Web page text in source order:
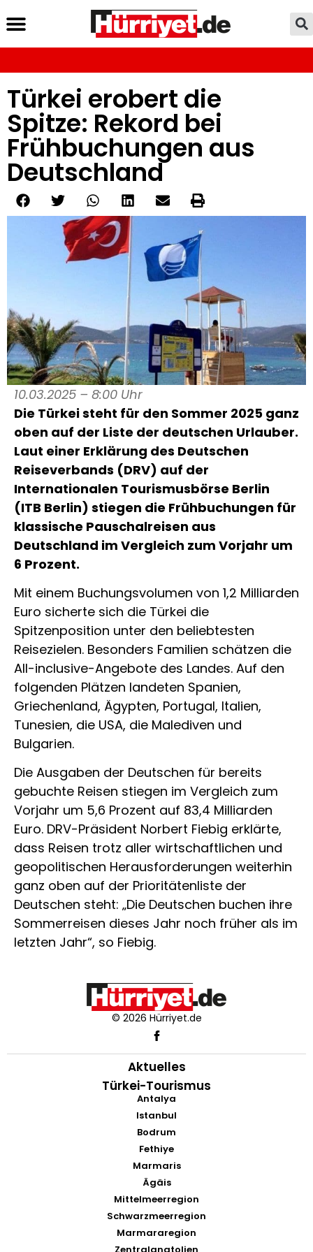
Türkei erobert die
Spitze: Rekord bei
Frühbuchungen aus
Deutschland
10.03.2025 – 8:00 Uhr
Die Türkei steht für den Sommer 2025 ganz
oben auf der Liste der deutschen Urlauber.
Laut einer Erklärung des Deutschen
Reiseverbands (DRV) auf der
Internationalen Tourismusbörse Berlin
(ITB Berlin) stiegen die Frühbuchungen für
klassische Pauschalreisen aus
Deutschland im Vergleich zum Vorjahr um
6 Prozent.
Mit einem Buchungsvolumen von 1,2 Milliarden
Euro sicherte sich die Türkei die
Spitzenposition unter den beliebtesten
Reisezielen. Besonders Familien schätzen die
All-inclusive-Angebote des Landes. Auf den
folgenden Plätzen landeten Spanien,
Griechenland, Ägypten, Portugal, Italien,
Tunesien, die USA, die Malediven und
Bulgarien.
Die Ausgaben der Deutschen für bereits
gebuchte Reisen stiegen im Vergleich zum
Vorjahr um 5,6 Prozent auf 83,4 Milliarden
Euro. DRV-Präsident Norbert Fiebig erklärte,
dass Reisen trotz aller wirtschaftlichen und
geopolitischen Herausforderungen weiterhin
ganz oben auf der Prioritätenliste der
Deutschen steht: „Die Deutschen buchen ihre
Sommerreisen dieses Jahr noch früher als im
letzten Jahr“, so Fiebig.
© 2026 Hürriyet.de
Aktuelles
Türkei-Tourismus
Antalya
Istanbul
Bodrum
Fethiye
Marmaris
Ägäis
Mittelmeerregion
Schwarzmeerregion
Marmararegion
Zentralanatolien